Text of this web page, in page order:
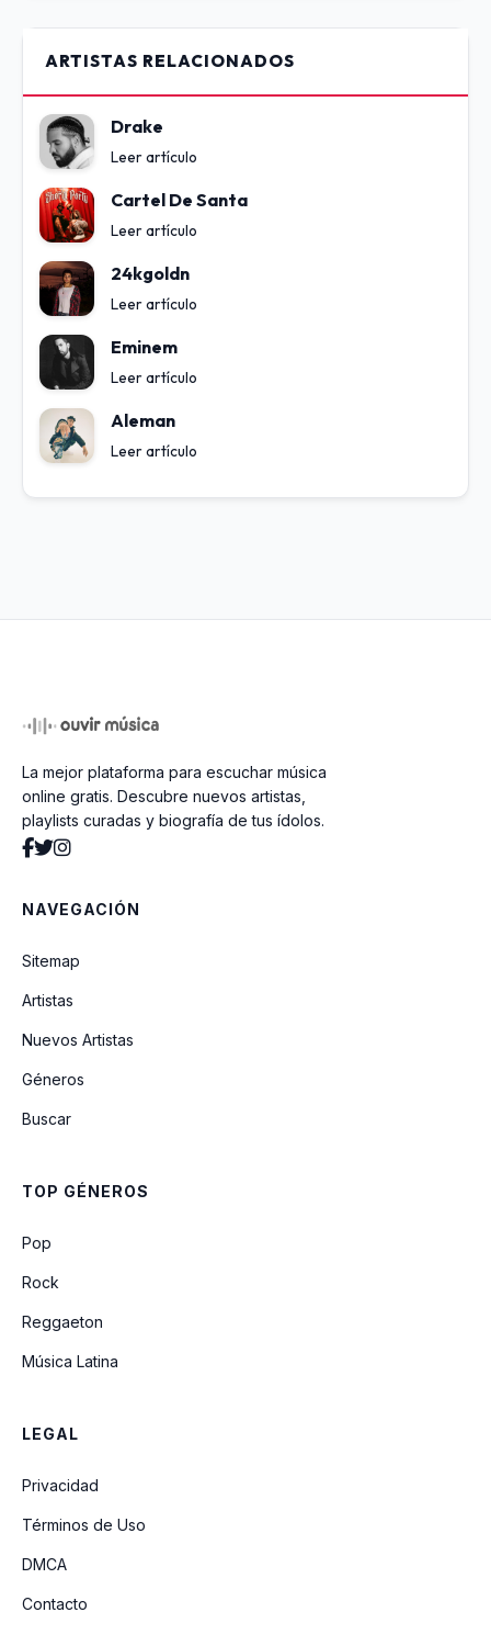
ARTISTAS RELACIONADOS
Drake
Leer artículo
Cartel De Santa
Leer artículo
24kgoldn
Leer artículo
Eminem
Leer artículo
Aleman
Leer artículo
La mejor plataforma para escuchar música
online gratis. Descubre nuevos artistas,
playlists curadas y biografía de tus ídolos.
NAVEGACIÓN
Sitemap
Artistas
Nuevos Artistas
Géneros
Buscar
TOP GÉNEROS
Pop
Rock
Reggaeton
Música Latina
LEGAL
Privacidad
Términos de Uso
DMCA
Contacto